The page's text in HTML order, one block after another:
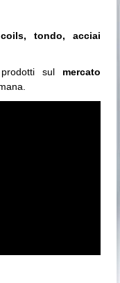
tondo, acciai
sul mercato